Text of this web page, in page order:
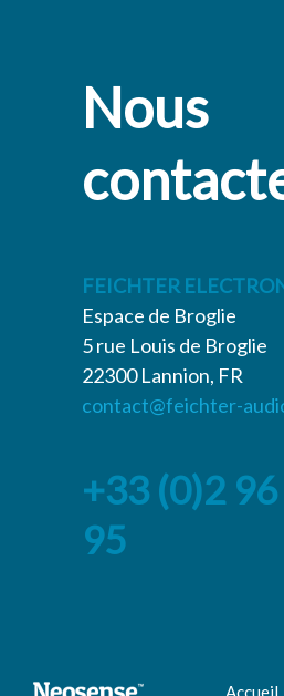
Nous
FEICHTER
Espace de Broglie
5 rue Louis de Broglie
22300 Lannion, FR
contact@feichter-
+33 (0)2
95
Accueil